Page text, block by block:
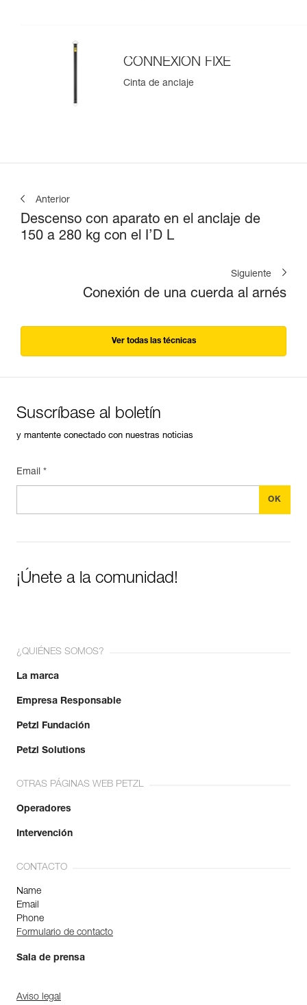
CONNEXION FIXE
Cinta de anclaje
Anterior
Descenso con aparato en el anclaje de
150 a 280 kg con el I’D L
Siguiente
Conexión de una cuerda al arnés
Ver todas las técnicas
Suscríbase al boletín
y mantente conectado con nuestras noticias
Email *
¡Únete a la comunidad!
¿QUIÉNES SOMOS?
La marca
Empresa Responsable
Petzl Fundación
Petzl Solutions
OTRAS PÁGINAS WEB PETZL
Operadores
Intervención
CONTACTO
Name
Email
Phone
Formulario de contacto
Sala de prensa
Aviso legal